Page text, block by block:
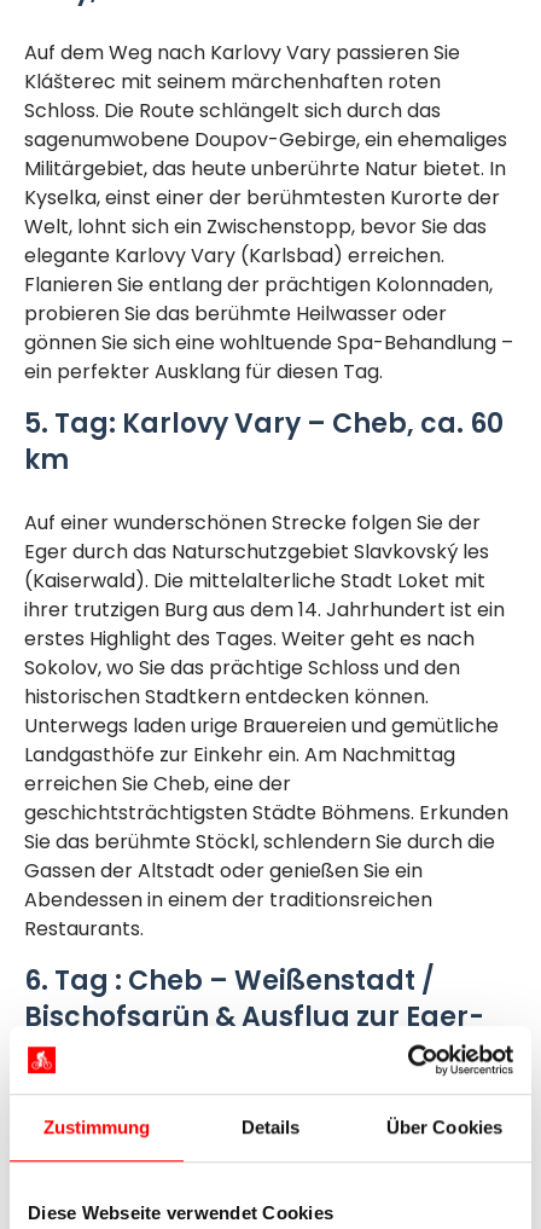
Zustimmung Details Über Cookies
Diese Webseite verwendet Cookies
Auf dem Weg nach Karlovy Vary passieren Sie
Klášterec mit seinem märchenhaften roten
Schloss. Die Route schlängelt sich durch das
sagenumwobene Doupov-Gebirge, ein ehemaliges
Militärgebiet, das heute unberührte Natur bietet. In
Kyselka, einst einer der berühmtesten Kurorte der
Welt, lohnt sich ein Zwischenstopp, bevor Sie das
elegante Karlovy Vary (Karlsbad) erreichen.
Flanieren Sie entlang der prächtigen Kolonnaden,
probieren Sie das berühmte Heilwasser oder
gönnen Sie sich eine wohltuende Spa-Behandlung –
ein perfekter Ausklang für diesen Tag.
5. Tag: Karlovy Vary – Cheb, ca. 60
km
Auf einer wunderschönen Strecke folgen Sie der
Eger durch das Naturschutzgebiet Slavkovský les
(Kaiserwald). Die mittelalterliche Stadt Loket mit
ihrer trutzigen Burg aus dem 14. Jahrhundert ist ein
erstes Highlight des Tages. Weiter geht es nach
Sokolov, wo Sie das prächtige Schloss und den
historischen Stadtkern entdecken können.
Unterwegs laden urige Brauereien und gemütliche
Landgasthöfe zur Einkehr ein. Am Nachmittag
erreichen Sie Cheb, eine der
geschichtsträchtigsten Städte Böhmens. Erkunden
Sie das berühmte Stöckl, schlendern Sie durch die
Gassen der Altstadt oder genießen Sie ein
Abendessen in einem der traditionsreichen
Restaurants.
6. Tag : Cheb – Weißenstadt /
Bischofsgrün & Ausflug zur Eger-
Quelle, ca. 55 / 70 km
Ihr letzter Radtag führt Sie über die Grenze nach
Deutschland. Durch verträumte Dörfer wie
Weißenstadt. Hier erwartet Sie der große Badesee,